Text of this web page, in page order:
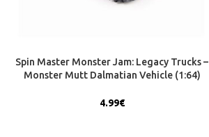
Spin Master Monster Jam: Legacy Trucks –
Monster Mutt Dalmatian Vehicle (1:64)
4.99€